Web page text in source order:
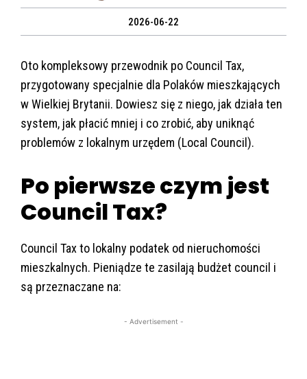
2026-06-22
Oto kompleksowy przewodnik po Council Tax,
przygotowany specjalnie dla Polaków mieszkających
w Wielkiej Brytanii. Dowiesz się z niego, jak działa ten
system, jak płacić mniej i co zrobić, aby uniknąć
problemów z lokalnym urzędem (Local Council).
Po pierwsze czym jest
Council Tax?
Council Tax to lokalny podatek od nieruchomości
mieszkalnych. Pieniądze te zasilają budżet council i
są przeznaczane na:
- Advertisement -